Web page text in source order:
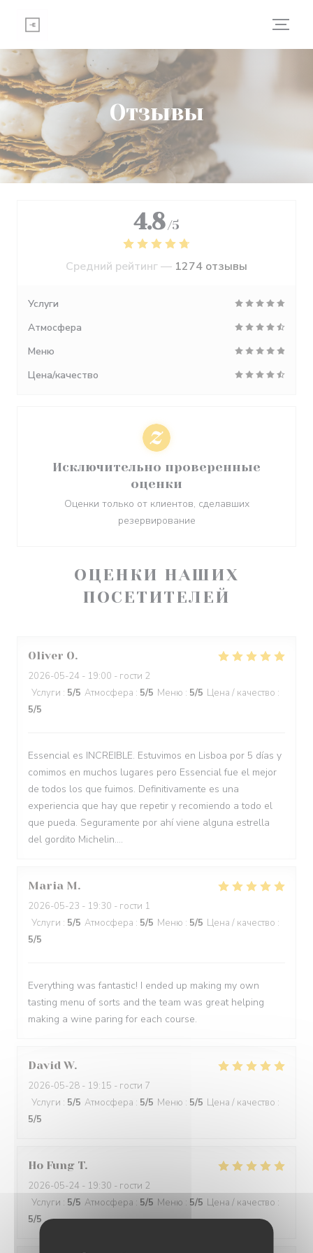
Отзывы
ОЦЕНКИ НАШИХ
ПОСЕТИТЕЛЕЙ
Oliver O
2026-05-24 - 19:00 - гости 2
Услуги : 5/5 Атмосфера : 5/5 Меню : 5/5 Цена / качество :
5/5
Essencial es INCREIBLE. Estuvimos en Lisboa por 5 días y
comimos en muchos lugares pero Essencial fue el mejor
de todos los que fuimos. Definitivamente es una
experiencia que hay que repetir y recomiendo a todo el
que pueda. Seguramente por ahí viene alguna estrella
del gordito Michelin....
Maria M
2026-05-23 - 19:30 - гости 1
Услуги : 5/5 Атмосфера : 5/5 Меню : 5/5 Цена / качество :
5/5
Everything was fantastic! I ended up making my own
tasting menu of sorts and the team was great helping
making a wine paring for each course.
David W
2026-05-28 - 19:15 - гости 7
Услуги : 5/5 Атмосфера : 5/5 Меню : 5/5 Цена / качество :
5/5
Ho Fung T
2026-05-24 - 19:30 - гости 2
Услуги : 5/5 Атмосфера : 5/5 Меню : 5/5 Цена / качество :
5/5
4.8 /5
Средний рейтинг — 1274 отзывы
Услуги
Атмосфера
Меню
Цена/качество
Исключительно проверенные
оценки
Оценки только от клиентов, сделавших
резервирование